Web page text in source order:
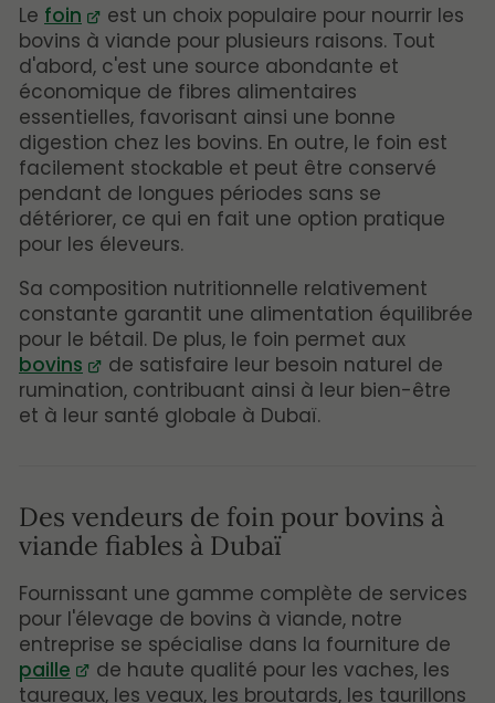
Le foin
est un choix populaire pour nourrir les
bovins à viande pour plusieurs raisons. Tout
d'abord, c'est une source abondante et
économique de fibres alimentaires
essentielles, favorisant ainsi une bonne
digestion chez les bovins. En outre, le foin est
facilement stockable et peut être conservé
pendant de longues périodes sans se
détériorer, ce qui en fait une option pratique
pour les éleveurs.
Sa composition nutritionnelle relativement
constante garantit une alimentation équilibrée
pour le bétail. De plus, le foin permet aux
bovins
de satisfaire leur besoin naturel de
rumination, contribuant ainsi à leur bien-être
et à leur santé globale à Dubaï.
Des vendeurs de foin pour bovins à
viande fiables à Dubaï
Fournissant une gamme complète de services
pour l'élevage de bovins à viande, notre
entreprise se spécialise dans la fourniture de
paille
de haute qualité pour les vaches, les
taureaux, les veaux, les broutards, les taurillons